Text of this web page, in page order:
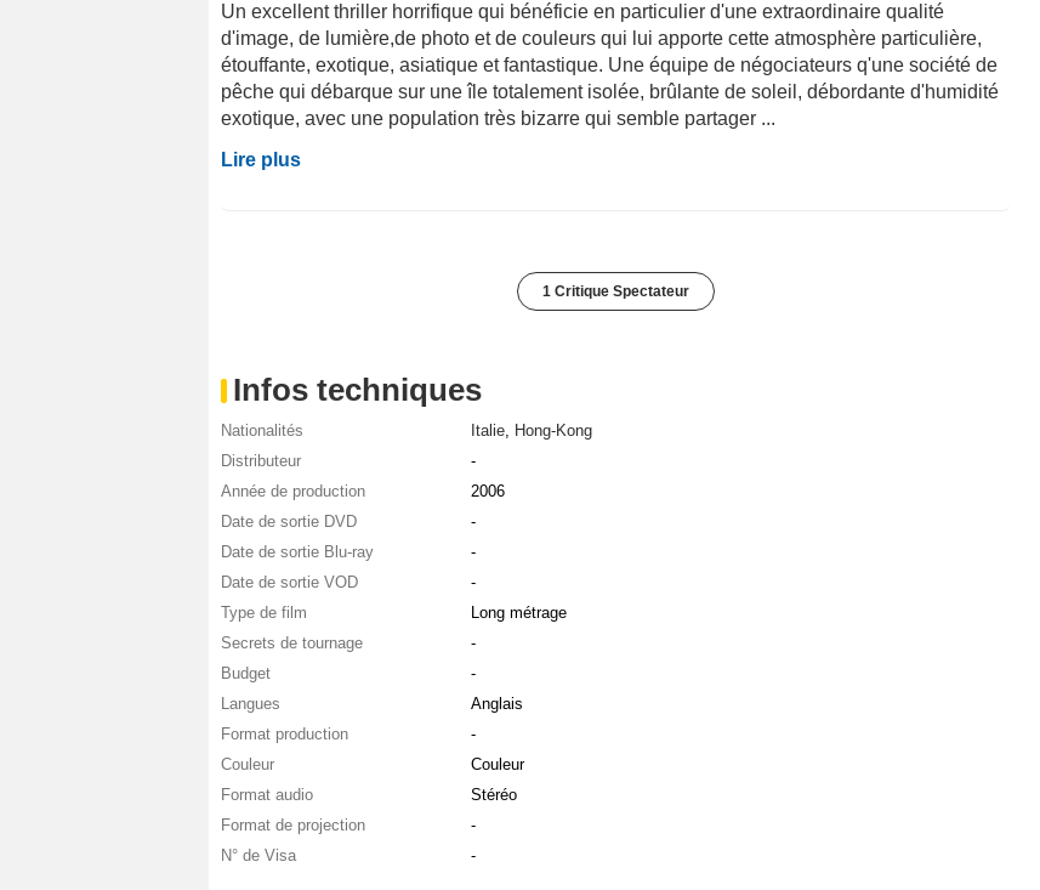
Un excellent thriller horrifique qui bénéficie en particulier d'une extraordinaire qualité
d'image, de lumière,de photo et de couleurs qui lui apporte cette atmosphère particulière,
étouffante, exotique, asiatique et fantastique. Une équipe de négociateurs q'une société de
pêche qui débarque sur une île totalement isolée, brûlante de soleil, débordante d'humidité
exotique, avec une population très bizarre qui semble partager ...
Lire plus
1 Critique Spectateur
Infos techniques
Nationalités Italie, Hong-Kong
Distributeur
-
Année de production
2006
Date de sortie DVD
-
Date de sortie Blu-ray
-
Date de sortie VOD
-
Type de film
Long métrage
Secrets de tournage
-
Budget
-
Langues
Anglais
Format production
-
Couleur
Couleur
Format audio
Stéréo
Format de projection
-
N° de Visa
-